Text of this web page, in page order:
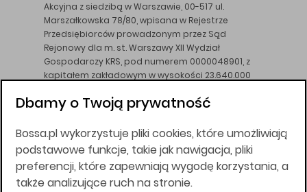
Akcyjna z siedzibą w Warszawie, 00-517 ul.
Marszałkowska 78/80, wpisana w Rejestrze
Przedsiębiorców prowadzonym przez Sąd
Rejonowy dla m. st. Warszawy XII Wydział
Gospodarczy KRS, pod numerem 0000048901, z
kapitałem zakładowym w wysokości 23.640.000
DM BOŚ działa na podstawie zezwolenia KNF z dnia
Wszelkie informacje na niniejszej stronie w tym
informacje o produktach inwestycyjnych nie są
kierowane do osób mających miejsce
zamieszkania lub pobytu w Stanach
Dbamy o Twoją prywatność
Bossa.pl wykorzystuje pliki cookies, które umożliwiają
podstawowe funkcje, takie jak nawigacja, pliki
preferencji, które zapewniają wygodę korzystania, a
także analizujące ruch na stronie.